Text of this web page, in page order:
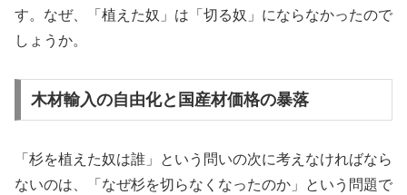
す。なぜ、「植えた奴」は「切る奴」にならなかったので
しょうか。
木材輸入の自由化と国産材価格の暴落
「杉を植えた奴は誰」という問いの次に考えなければなら
ないのは、「なぜ杉を切らなくなったのか」という問題で